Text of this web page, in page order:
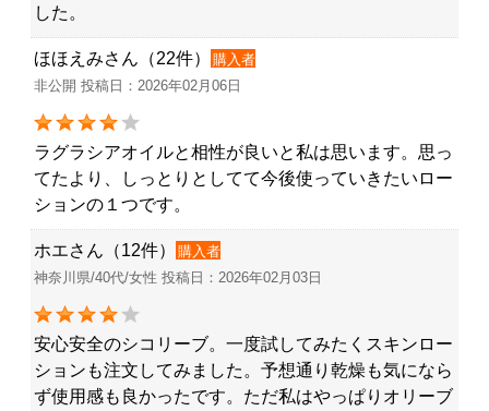
した。
ほほえみさん（22件）
購入者
非公開 投稿日：2026年02月06日
ラグラシアオイルと相性が良いと私は思います。思っ
てたより、しっとりとしてて今後使っていきたいロー
ションの１つです。
ホエさん（12件）
購入者
神奈川県/40代/女性 投稿日：2026年02月03日
安心安全のシコリーブ。一度試してみたくスキンロー
ションも注文してみました。予想通り乾燥も気になら
ず使用感も良かったです。ただ私はやっぱりオリーブ